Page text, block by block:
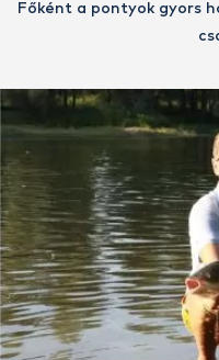
Főként a pontyok gyors